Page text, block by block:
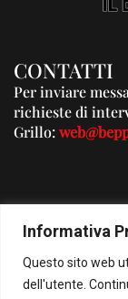
Informativa
Questo sito web
dell'utente.
CONTATTI
Per inviare
richieste di
Grillo: